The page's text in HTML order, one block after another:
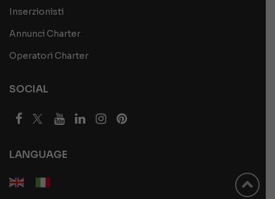
Inserzionisti
Annunci Charter
Operatori Charter
SOCIAL
LANGUAGE